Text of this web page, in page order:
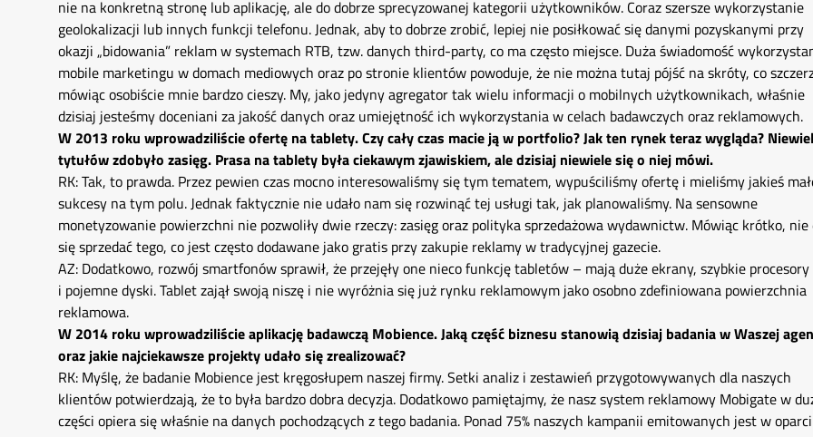
nie na konkretną stronę lub aplikację, ale do dobrze sprecyzowanej kategorii użytkowników. Coraz szersze wykorzystanie
geolokalizacji lub innych funkcji telefonu. Jednak, aby to dobrze zrobić, lepiej nie posiłkować się danymi pozyskanymi przy
okazji „bidowania” reklam w systemach RTB, tzw. danych third-party, co ma często miejsce. Duża świadomość
mobile marketingu w domach mediowych oraz po stronie klientów powoduje, że nie można tutaj pójść na skróty, co
mówiąc osobiście mnie bardzo cieszy. My, jako jedyny agregator tak wielu informacji o mobilnych użytkownikach, właśnie
dzisiaj jesteśmy doceniani za jakość danych oraz umiejętność ich wykorzystania w celach badawczych oraz reklamowych.
W 2013 roku wprowadziliście ofertę na tablety. Czy cały czas macie ją w portfolio? Jak ten rynek teraz wygląda?
tytułów zdobyło zasięg. Prasa na tablety była ciekawym zjawiskiem, ale dzisiaj niewiele się o niej mówi.
RK: Tak, to prawda. Przez pewien czas mocno interesowaliśmy się tym tematem, wypuściliśmy ofertę i mieliśmy jakieś
sukcesy na tym polu. Jednak faktycznie nie udało nam się rozwinąć tej usługi tak, jak planowaliśmy. Na sensowne
monetyzowanie powierzchni nie pozwoliły dwie rzeczy: zasięg oraz polityka sprzedażowa wydawnictw. Mówiąc krótko, nie
się sprzedać tego, co jest często dodawane jako gratis przy zakupie reklamy w tradycyjnej gazecie.
AZ: Dodatkowo, rozwój smartfonów sprawił, że przejęły one nieco funkcję tabletów – mają duże ekrany, szybkie procesory
i pojemne dyski. Tablet zajął swoją niszę i nie wyróżnia się już rynku reklamowym jako osobno zdefiniowana powierzchnia
reklamowa.
W 2014 roku wprowadziliście aplikację badawczą Mobience. Jaką część biznesu stanowią dzisiaj badania w Waszej
oraz jakie najciekawsze projekty udało się zrealizować?
RK: Myślę, że badanie Mobience jest kręgosłupem naszej firmy. Setki analiz i zestawień przygotowywanych dla naszych
klientów potwierdzają, że to była bardzo dobra decyzja. Dodatkowo pamiętajmy, że nasz system reklamowy Mobigate w
części opiera się właśnie na danych pochodzących z tego badania. Ponad 75% naszych kampanii emitowanych jest w